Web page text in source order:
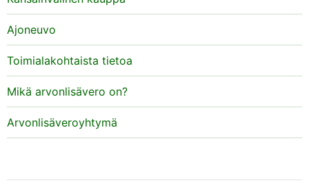
Ajoneuvo
Toimialakohtaista tietoa
Mikä arvonlisävero on?
Arvonlisäveroyhtymä